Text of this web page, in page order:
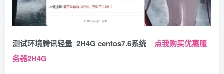
测试环境腾讯轻量 2H4G centos7.6系统 点我购买优惠服
务器2H4G